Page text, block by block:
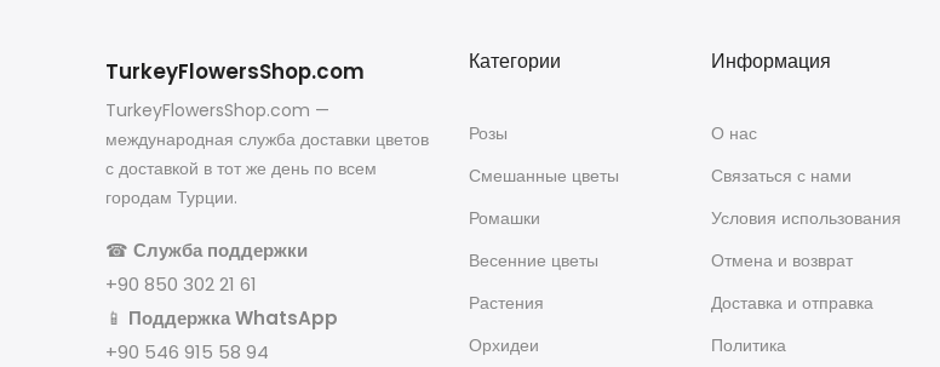
TurkeyFlowersShop.com
TurkeyFlowersShop.com —
международная служба доставки цветов
с доставкой в тот же день по всем
городам Турции.
☎ Служба поддержки
+90 850 302 21 61
📱 Поддержка WhatsApp
+90 546 915 58 94
Категории
Розы
Смешанные цветы
Ромашки
Весенние цветы
Растения
Орхидеи
Информация
О нас
Связаться с нами
Условия использования
Отмена и возврат
Доставка и отправка
Политика